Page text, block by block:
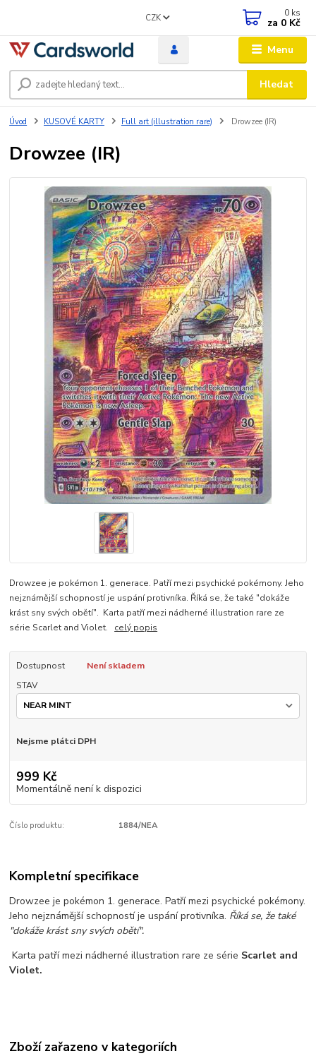
Menu
CZK
Hledat
0 ks
za 0 Kč
Úvod KUSOVÉ KARTY Full art (illustration rare) Drowzee (IR)
Drowzee (IR)
Drowzee je pokémon 1. generace. Patří mezi psychické pokémony. Jeho
nejznámější schopností je uspání protivníka. Říká se, že také "dokáže
krást sny svých obětí". Karta patří mezi nádherné illustration rare ze
série Scarlet and Violet. celý popis
Dostupnost
Není skladem
STAV
Nejsme plátci DPH
999 Kč
Momentálně není k dispozici
Číslo produktu: 1884/NEA
Kompletní specifikace
Drowzee je pokémon 1. generace. Patří mezi psychické pokémony.
Jeho nejznámější schopností je uspání protivníka. Říká se, že také
"dokáže krást sny svých obětí".
Karta patří mezi nádherné illustration rare ze série Scarlet and
Violet.
Zboží zařazeno v kategoriích